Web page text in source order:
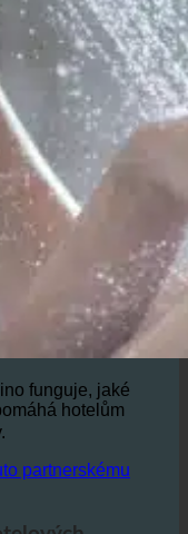
funguje, jaké
hotelům
partnerskému